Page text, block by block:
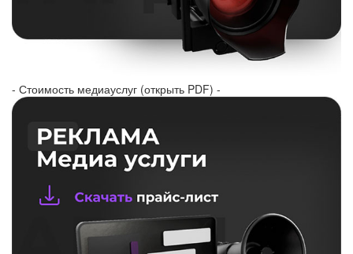
- Стоимость медиауслуг (открыть PDF) -